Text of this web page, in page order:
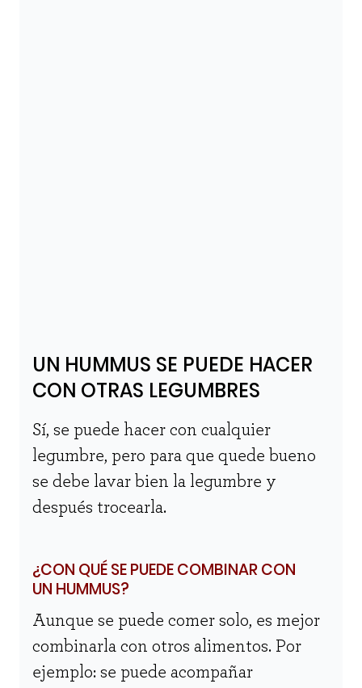
UN HUMMUS SE PUEDE HACER
CON OTRAS LEGUMBRES
Sí, se puede hacer con cualquier
legumbre, pero para que quede bueno
se debe lavar bien la legumbre y
después trocearla.
¿CON QUÉ SE PUEDE COMBINAR CON
UN HUMMUS?
Aunque se puede comer solo, es mejor
combinarla con otros alimentos. Por
ejemplo: se puede acompañar